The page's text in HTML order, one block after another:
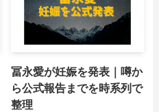
冨永愛が妊娠を発表｜噂か
ら公式報告までを時系列で
整理